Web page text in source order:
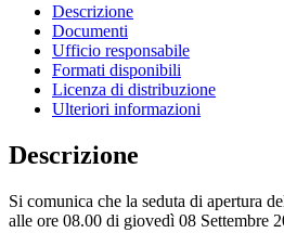
Descrizione
Documenti
Ufficio responsabile
Formati disponibili
Licenza di distribuzione
Ulteriori informazioni
Descrizione
Si comunica che la seduta di apertura
alle ore 08.00 di giovedì 08 Settembre